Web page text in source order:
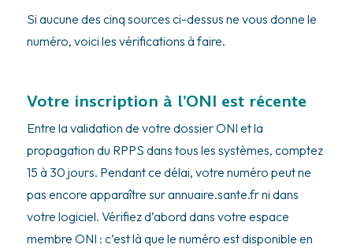
Si aucune des cinq sources ci-dessus ne vous donne le
numéro, voici les vérifications à faire.
Votre inscription à l’ONI est récente
Entre la validation de votre dossier ONI et la
propagation du RPPS dans tous les systèmes, comptez
15 à 30 jours. Pendant ce délai, votre numéro peut ne
pas encore apparaître sur annuaire.sante.fr ni dans
votre logiciel. Vérifiez d’abord dans votre espace
membre ONI : c’est là que le numéro est disponible en